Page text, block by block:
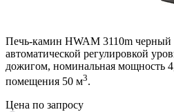
Печь-камин HWAM 3110m черный
автоматической регулировкой
дожигом, номинальная мощность
помещения 50 м3.
Цена по запросу